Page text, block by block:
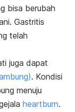
bisa berubah
Gastritis
telah
juga dapat
. Kondisi
menuju
heartburn.